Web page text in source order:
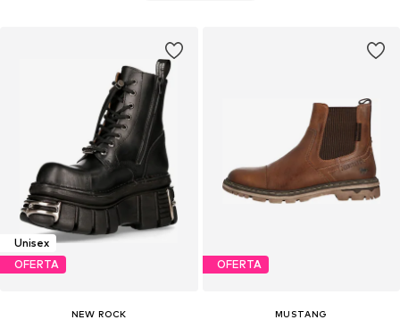
Unisex
OFERTA
NEW ROCK
OFERTA
MUSTANG